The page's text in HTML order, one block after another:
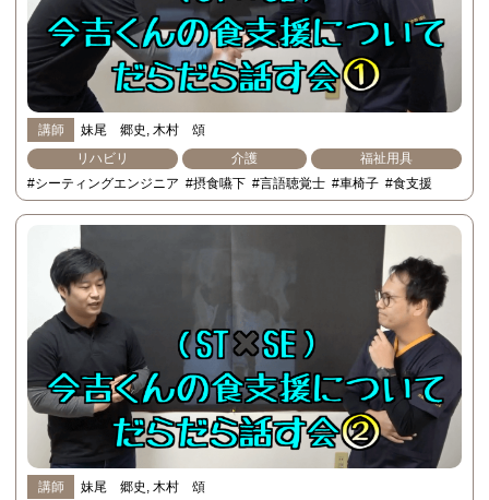
講師 妹尾 郷史
木村 頌
リハビリ
介護
福祉用具
#シーティングエンジニア #摂食嚥下 #言語聴覚士 #車椅子 #食支援
講師 妹尾 郷史
木村 頌